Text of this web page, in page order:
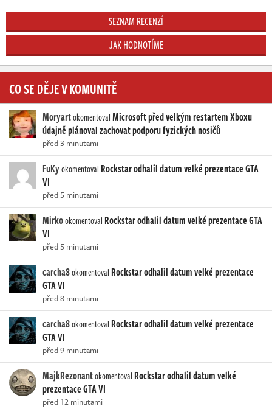
SEZNAM RECENZÍ
JAK HODNOTÍME
CO SE DĚJE V KOMUNITĚ
MoryartokomentovalMicrosoft před velkým restartem Xboxu
údajně plánoval zachovat podporu fyzických nosičů
před 3 minutami
FuKyokomentoval Rockstar odhalil datum velké prezentace GTA
VI
před 5 minutami
Mirkookomentoval Rockstar odhalil datum velké prezentace GTA
VI
před 5 minutami
carcha8okomentoval Rockstar odhalil datum velké prezentace
GTA VI
před 8 minutami
carcha8okomentoval Rockstar odhalil datum velké prezentace
GTA VI
před 9 minutami
MajkRezonantokomentoval Rockstar odhalil datum velké
prezentace GTA VI
před 12 minutami